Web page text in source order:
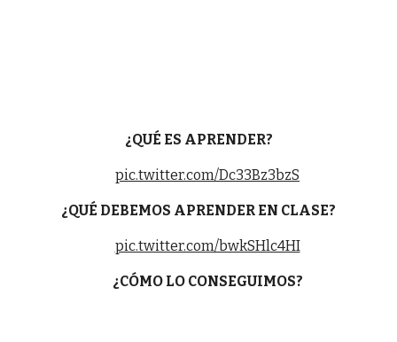
¿QUÉ ES APRENDER?
pic.twitter.com/Dc33Bz3bzS
¿QUÉ DEBEMOS APRENDER EN CLASE?
pic.twitter.com/bwkSHlc4HI
¿CÓMO LO CONSEGUIMOS?